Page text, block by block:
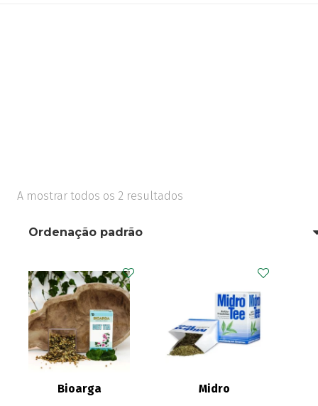
A mostrar todos os 2 resultados
Bioarga
Midro